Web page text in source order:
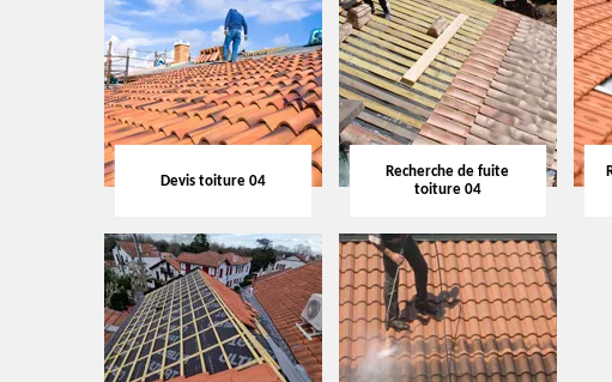
Devis toiture 04
Recherche de fuite
toiture 04